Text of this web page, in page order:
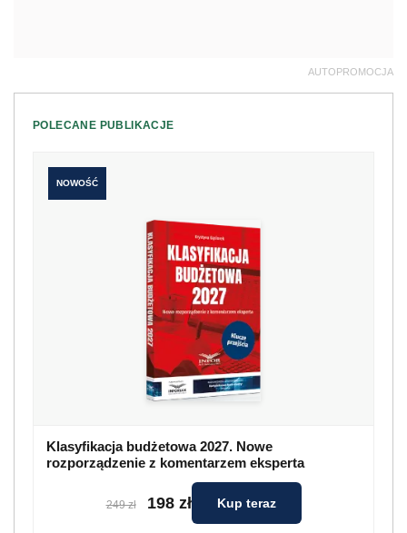
AUTOPROMOCJA
POLECANE PUBLIKACJE
NOWOŚĆ
Klasyfikacja budżetowa 2027. Nowe
rozporządzenie z komentarzem eksperta
249 zł 198 zł Kup teraz